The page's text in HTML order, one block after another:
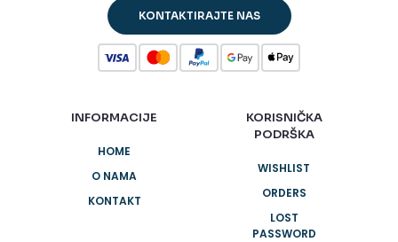
KONTAKTIRAJTE NAS
INFORMACIJE
HOME
O NAMA
KONTAKT
KORISNIČKA
PODRŠKA
WISHLIST
ORDERS
LOST
PASSWORD